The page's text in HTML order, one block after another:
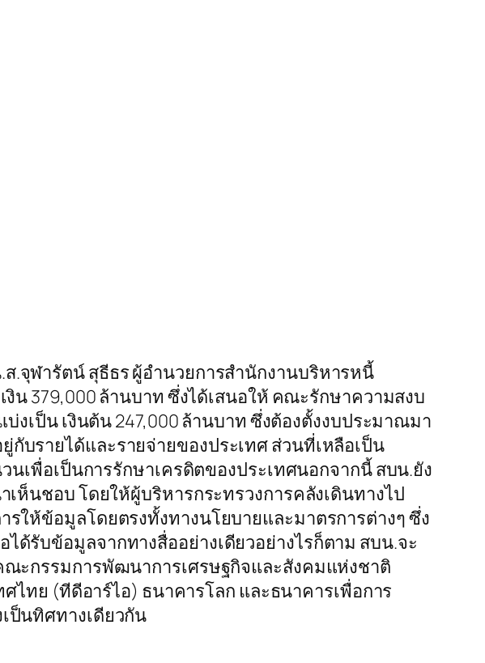
ส.จุฬารัตน์ สุธีธร ผู้อำนวยการสำนักงานบริหารหนี้
น 379,000 ล้านบาท ซึ่งได้เสนอให้ คณะรักษาความสงบ
เป็น เงินต้น 247,000 ล้านบาท ซึ่งต้องตั้งงบประมาณมา
บรายได้และรายจ่ายของประเทศ ส่วนที่เหลือเป็น
เพื่อเป็นการรักษาเครดิตของประเทศนอกจากนี้ สบน.ยัง
ห็นชอบ โดยให้ผู้บริหารกระทรวงการคลังเดินทางไป
ให้ข้อมูลโดยตรงทั้งทางนโยบายและมาตรการต่างๆ ซึ่ง
รับข้อมูลจากทางสื่ออย่างเดียวอย่างไรก็ตาม สบน.จะ
ะกรรมการพัฒนาการเศรษฐกิจและสังคมแห่งชาติ
ทย (ทีดีอาร์ไอ) ธนาคารโลก และธนาคารเพื่อการ
ป็นทิศทางเดียวกัน